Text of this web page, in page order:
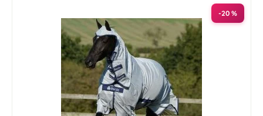
-20 %